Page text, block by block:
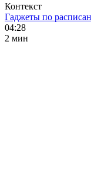
Контекст
Гаджеты по
04:28
2 мин